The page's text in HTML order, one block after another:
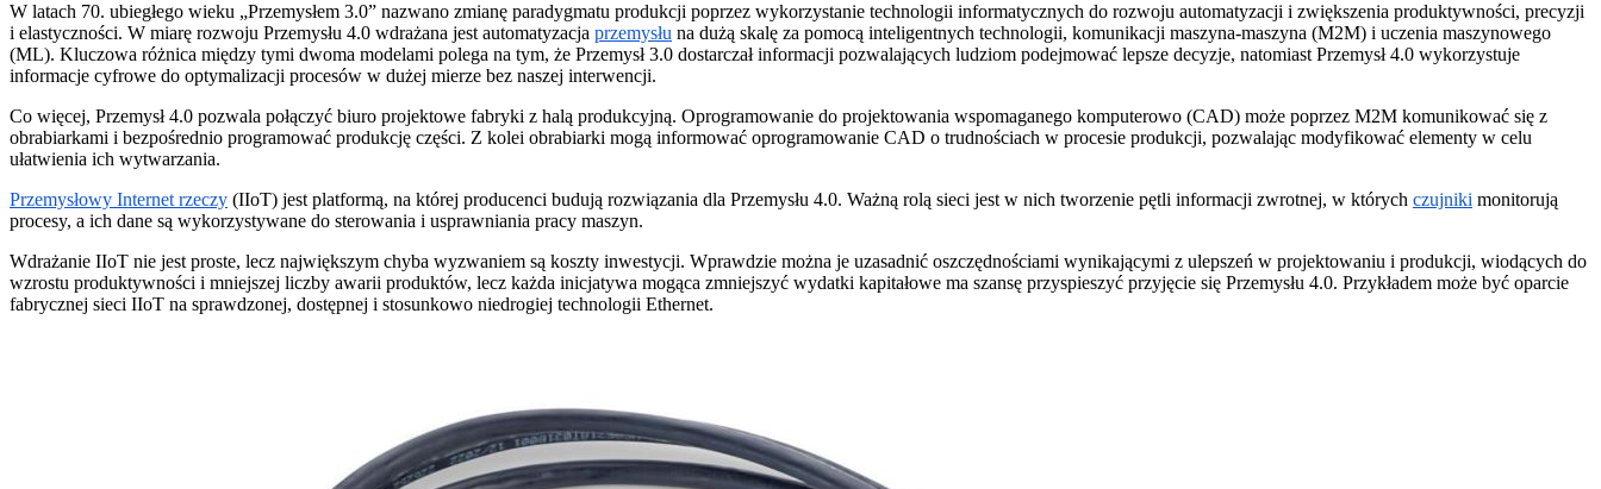
W latach 70. ubiegłego wieku „Przemysłem 3.0” nazwano zmianę paradygmatu produkcji poprzez wykorzystanie technologii informatycznych do rozwoju automatyzacji i zwiększenia produktywności, precyzji
i elastyczności. W miarę rozwoju Przemysłu 4.0 wdrażana jest automatyzacja przemysłu na dużą skalę za pomocą inteligentnych technologii, komunikacji maszyna-maszyna (M2M) i uczenia maszynowego
(ML). Kluczowa różnica między tymi dwoma modelami polega na tym, że Przemysł 3.0 dostarczał informacji pozwalających ludziom podejmować lepsze decyzje, natomiast Przemysł 4.0 wykorzystuje
informacje cyfrowe do optymalizacji procesów w dużej mierze bez naszej interwencji.
Co więcej, Przemysł 4.0 pozwala połączyć biuro projektowe fabryki z halą produkcyjną. Oprogramowanie do projektowania wspomaganego komputerowo (CAD) może poprzez M2M komunikować się z
obrabiarkami i bezpośrednio programować produkcję części. Z kolei obrabiarki mogą informować oprogramowanie CAD o trudnościach w procesie produkcji, pozwalając modyfikować elementy w celu
ułatwienia ich wytwarzania.
Przemysłowy Internet rzeczy (IIoT) jest platformą, na której producenci budują rozwiązania dla Przemysłu 4.0. Ważną rolą sieci jest w nich tworzenie pętli informacji zwrotnej, w których czujniki monitorują
procesy, a ich dane są wykorzystywane do sterowania i usprawniania pracy maszyn.
Wdrażanie IIoT nie jest proste, lecz największym chyba wyzwaniem są koszty inwestycji. Wprawdzie można je uzasadnić oszczędnościami wynikającymi z ulepszeń w projektowaniu i produkcji, wiodących do
wzrostu produktywności i mniejszej liczby awarii produktów, lecz każda inicjatywa mogąca zmniejszyć wydatki kapitałowe ma szansę przyspieszyć przyjęcie się Przemysłu 4.0. Przykładem może być oparcie
fabrycznej sieci IIoT na sprawdzonej, dostępnej i stosunkowo niedrogiej technologii Ethernet.